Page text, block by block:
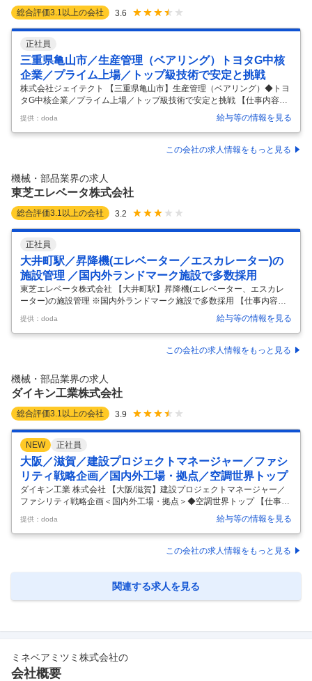
総合評価3.1 以上の会社 3.6
正社員
三重県亀山市／生産管理（ベアリング）トヨタG中核
企業／プライム上場／トップ級技術で安定と挑戦
株式会社ジェイテクト 【三重県亀山市】生産管理（ベアリング）◆トヨ
タG中核企業／プライム上場／トップ級技術で安定と挑戦 【仕事内容】
【三重県亀山市】生産管理（ベアリング）◆トヨタG中核企業／プライ
ム上場／トップ級技術で安定と挑戦 【具体的な仕事内容】 ～トヨタグル
ープの中核13社のうちの1社／電動パワーステアリングシステムで世界
トップクラスシェア／リモートワーク可～ ■業務概要： ・ライン別生産
注・納期進捗管理 ・生産システムの改善とかんばんメンテナンス ・スト
ア運用（基準在庫の設定、仕掛管理、改善） ・ライン別負荷管理と負荷
…
提供：doda 給与等の情報を見る
この会社の求人情報をもっと見る
機械・部品業界の求人
東芝エレベータ株式会社
総合評価3.1 以上の会社 3.2
正社員
大井町駅／昇降機(エレベーター／エスカレーター)の
施設管理 ／国内外ランドマーク施設で多数採用
東芝エレベータ株式会社 【大井町駅】昇降機(エレベーター、エスカレ
ーター)の施設管理 ※国内外ランドマーク施設で多数採用 【仕事内容】
【大井町駅】昇降機(エレベーター、エスカレーター)の施設管理 ※国内
外ランドマーク施設で多数採用 【具体的な仕事内容】 【オフィス、高層
マンション、駅や病院など、国内外の施設で当社のエレベーター、エス
カレーターが多数採用されています／平均勤続年数19.6年】 ■業務概
ル工事の施工管理を行います。 ・工事の事前調査、事前手配 ・営業、技
術など他部署との折衝、調整 ・工事スタート後の監督、監理など
提供：doda 給与等の情報を見る
この会社の求人情報をもっと見る
機械・部品業界の求人
ダイキン工業株式会社
総合評価3.1 以上の会社 3.9
NEW 正社員
大阪／滋賀／建設プロジェクトマネージャー／ファシ
リティ戦略企画／国内外工場・拠点／空調世界トップ
ダイキン工業 株式会社 【大阪/滋賀】建設プロジェクトマネージャー／
ファシリティ戦略企画＜国内外工場・拠点＞◆空調世界トップ 【仕事内
容】 【大阪/滋賀】建設プロジェクトマネージャー／ファシリティ戦略企
画＜国内外工場・拠点＞◆空調世界トップ 【具体的な仕事内容】 【担当
業務】 ダイキングループのグローバルに広がる生産工場・開発拠点にお
いて建設（建築・電気・設備）担当としてのプロマネ・設計スペックイ
等をカーボンニュートラル等の社会的背景も踏まえながら現地メンバー
とともに企画立案を行う業務です。 また国内既存工場において、従来設
提供：doda 給与等の情報を見る
この会社の求人情報をもっと見る
関連する求人を見る
ミネベアミツミ株式会社の
会社概要